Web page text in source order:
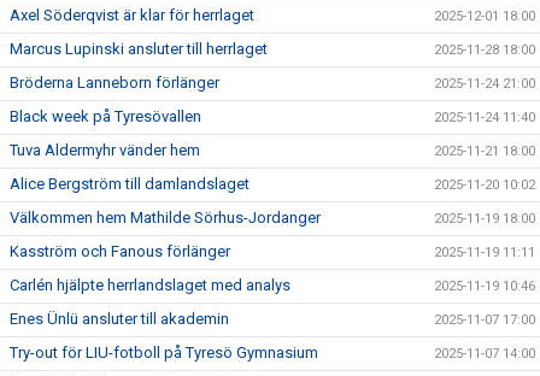
Axel Söderqvist är klar för herrlaget 2025-12-01 18:00
Marcus Lupinski ansluter till herrlaget 2025-11-28 18:00
Bröderna Lanneborn förlänger 2025-11-24 21:00
Black week på Tyresövallen 2025-11-24 11:40
Tuva Aldermyhr vänder hem 2025-11-21 18:00
Alice Bergström till damlandslaget 2025-11-20 10:02
Välkommen hem Mathilde Sörhus-Jordanger 2025-11-19 18:00
Kasström och Fanous förlänger 2025-11-19 11:11
Carlén hjälpte herrlandslaget med analys 2025-11-19 10:46
Enes Ünlü ansluter till akademin 2025-11-07 17:00
Try-out för LIU-fotboll på Tyresö Gymnasium 2025-11-07 14:00